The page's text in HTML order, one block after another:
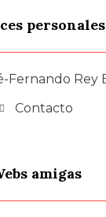
personales
Fernando Rey
Contacto
amigas